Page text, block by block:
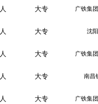
大专 广铁集
大专 沈
大专 广铁集
大专 南昌
大专 广铁集